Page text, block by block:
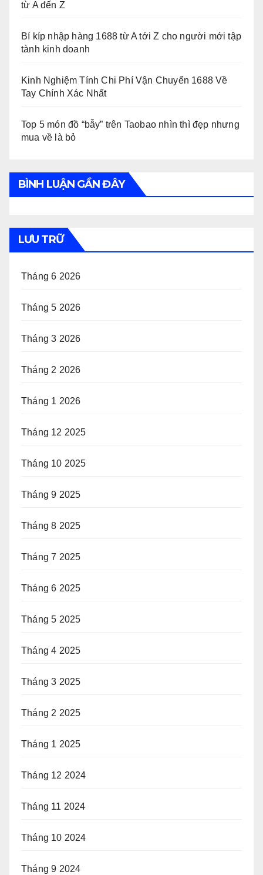
từ A đến Z
Bí kíp nhập hàng 1688 từ A tới Z cho người mới tập
tành kinh doanh
Kinh Nghiệm Tính Chi Phí Vận Chuyển 1688 Về
Tay Chính Xác Nhất
Top 5 món đồ “bẫy” trên Taobao nhìn thì đẹp nhưng
mua về là bỏ
BÌNH LUẬN GẦN ĐÂY
LƯU TRỮ
Tháng 6 2026
Tháng 5 2026
Tháng 3 2026
Tháng 2 2026
Tháng 1 2026
Tháng 12 2025
Tháng 10 2025
Tháng 9 2025
Tháng 8 2025
Tháng 7 2025
Tháng 6 2025
Tháng 5 2025
Tháng 4 2025
Tháng 3 2025
Tháng 2 2025
Tháng 1 2025
Tháng 12 2024
Tháng 11 2024
Tháng 10 2024
Tháng 9 2024